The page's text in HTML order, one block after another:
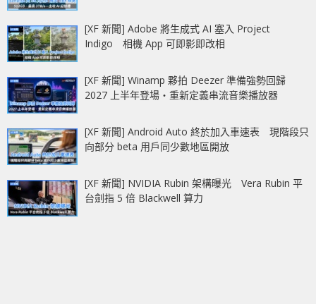
[XF 新聞] Adobe 將生成式 AI 塞入 Project
Indigo 相機 App 可即影即改相
[XF 新聞] Winamp 夥拍 Deezer 準備強勢回歸
2027 上半年登場‧重新定義串流音樂播放器
[XF 新聞] Android Auto 終於加入車速表 現階段只
向部分 beta 用戶同少數地區開放
[XF 新聞] NVIDIA Rubin 架構曝光 Vera Rubin 平
台劍指 5 倍 Blackwell 算力